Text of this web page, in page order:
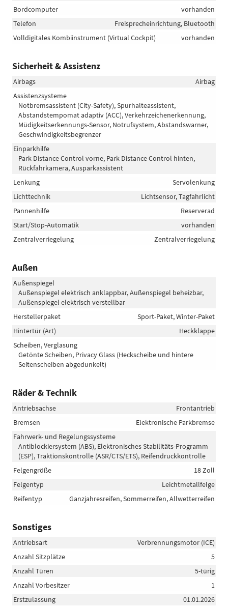
Bordcomputer
vorhanden
Telefon
Freisprecheinrichtung, Bluetooth
Volldigitales Kombiinstrument (Virtual Cockpit)
vorhanden
Sicherheit & Assistenz
Airbags
Airbag
Assistenzsysteme
Notbremsassistent (City-Safety), Spurhalteassistent,
Abstandstempomat adaptiv (ACC), Verkehrzeichenerkennung,
Müdigkeitserkennungs-Sensor, Notrufsystem, Abstandswarner,
Geschwindigkeitsbegrenzer
Einparkhilfe
Park Distance Control vorne, Park Distance Control hinten,
Rückfahrkamera, Ausparkassistent
Lenkung
Servolenkung
Lichttechnik
Lichtsensor, Tagfahrlicht
Pannenhilfe
Reserverad
Start/Stop-Automatik
vorhanden
Zentralverriegelung
Zentralverriegelung
Außen
Außenspiegel
Außenspiegel elektrisch anklappbar, Außenspiegel beheizbar,
Außenspiegel elektrisch verstellbar
Herstellerpaket
Sport-Paket, Winter-Paket
Hintertür (Art)
Heckklappe
Scheiben, Verglasung
Getönte Scheiben, Privacy Glass (Heckscheibe und hintere
Seitenscheiben abgedunkelt)
Räder & Technik
Antriebsachse
Frontantrieb
Bremsen
Elektronische Parkbremse
Fahrwerk- und Regelungssysteme
Antiblockiersystem (ABS), Elektronisches Stabilitäts-Programm
(ESP), Traktionskontrolle (ASR/CTS/ETS), Reifendruckkontrolle
Felgengröße
18 Zoll
Felgentyp
Leichtmetallfelge
Reifentyp
Ganzjahresreifen, Sommerreifen, Allwetterreifen
Sonstiges
Antriebsart
Verbrennungsmotor (ICE)
Anzahl Sitzplätze
5
Anzahl Türen
5-türig
Anzahl Vorbesitzer
1
Erstzulassung
01.01.2026